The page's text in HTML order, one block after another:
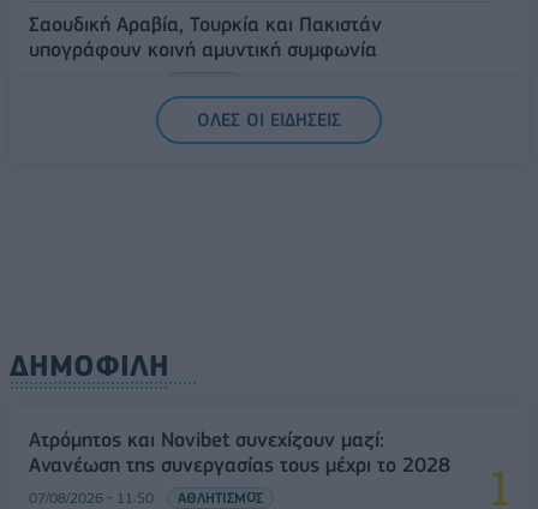
Σαουδική Αραβία, Τουρκία και Πακιστάν
υπογράφουν κοινή αμυντική συμφωνία
ΟΛΕΣ ΟΙ ΕΙΔΗΣΕΙΣ
ΔΗΜΟΦΙΛΗ
Ατρόμητος και Novibet συνεχίζουν μαζί:
Ανανέωση της συνεργασίας τους μέχρι το 2028
07/08/2026 - 11:50 ΑΘΛΗΤΙΣΜΟΣ